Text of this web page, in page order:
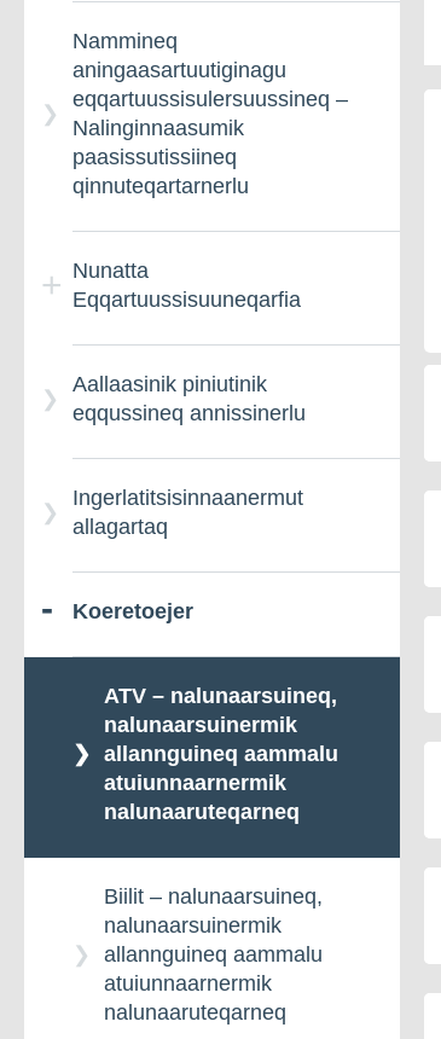
Nammineq
aningaasartuutiginagu
eqqartuussisulersuussineq –
Nalinginnaasumik
paasissutissiineq
qinnuteqartarnerlu
Nunatta
Eqqartuussisuuneqarfia
Aallaasinik piniutinik
eqqussineq annissinerlu
Ingerlatitsisinnaanermut
allagartaq
Koeretoejer
ATV – nalunaarsuineq,
nalunaarsuinermik
allannguineq aammalu
atuiunnaarnermik
nalunaaruteqarneq
Biilit – nalunaarsuineq,
nalunaarsuinermik
allannguineq aammalu
atuiunnaarnermik
nalunaaruteqarneq